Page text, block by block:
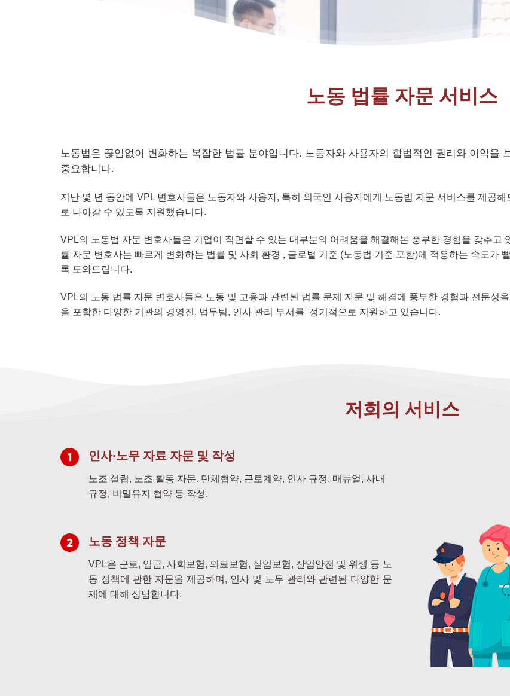
노동 법률 자문 서비스
노동법은 끊임없이 변화하는 복잡한 법률 분야입니다. 노동자와 사용자의 합법적인 권리와 이익을
중요합니다.
지난 몇 년 동안에 VPL 변호사들은 노동자와 사용자, 특히 외국인 사용자에게 노동법 자문 서비스를 제공
로 나아갈 수 있도록 지원했습니다.
VPL의 노동법 자문 변호사들은 기업이 직면할 수 있는 대부분의 어려움을 해결해본 풍부한 경험을 갖추고
률 자문 변호사는 빠르게 변화하는 법률 및 사회 환경 , 글로벌 기준 (노동법 기준 포함)에 적응하는 속도가
록 도와드립니다.
VPL의 노동 법률 자문 변호사들은 노동 및 고용과 관련된 법률 문제 자문 및 해결에 풍부한 경험과 전문성
을 포함한 다양한 기관의 경영진, 법무팀, 인사 관리 부서를 정기적으로 지원하고 있습니다.
저희의 서비스
인사·노무 자료 자문 및 작성
노조 설립, 노조 활동 자문. 단체협약, 근로계약, 인사 규정, 매뉴얼, 사내
규정, 비밀유지 협약 등 작성.
노동 정책 자문
VPL은 근로, 임금, 사회보험, 의료보험, 실업보험, 산업안전 및 위생 등 노
동 정책에 관한 자문을 제공하며, 인사 및 노무 관리와 관련된 다양한 문
제에 대해 상담합니다.